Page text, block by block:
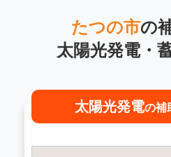
たつの市の
太陽光発電・
太陽光発電の補